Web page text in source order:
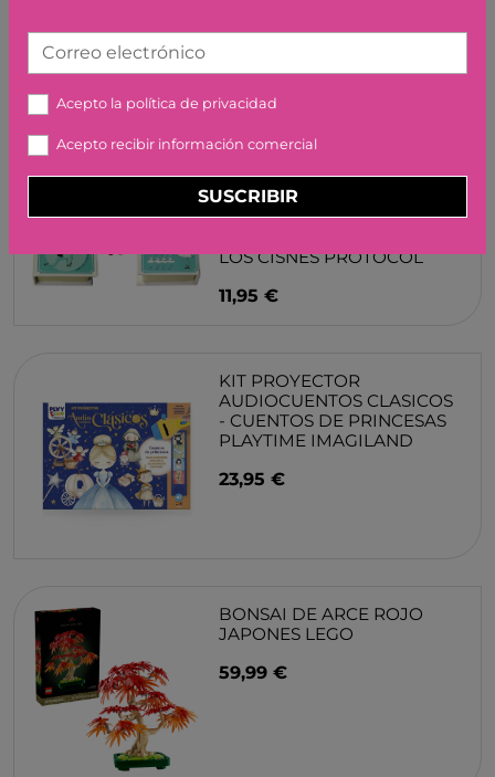
LOS CISNES PROTOCOL
11,95 €
KIT PROYECTOR
AUDIOCUENTOS CLASICOS
- CUENTOS DE PRINCESAS
PLAYTIME IMAGILAND
23,95 €
BONSAI DE ARCE ROJO
JAPONES LEGO
59,99 €
Correo electrónico
Acepto la política de privacidad
Acepto recibir información comercial
SUSCRIBIR